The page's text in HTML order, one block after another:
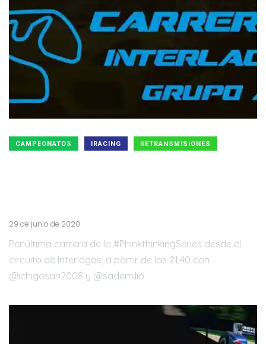
CAMPEONATOS IRACING RETRANSMISIONES
29 de junio de 2020
Penúltima carrera de la #PhinkthinkingSeries desde el
circuito de Interlagos, a partir de las 21:40 con
@ichigosan2008 y @sademilio